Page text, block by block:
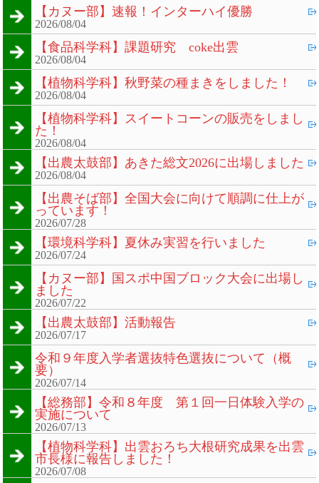
【カヌー部】速報！インターハイ優勝
2026/08/04
【食品科学科】課題研究 coke出雲
2026/08/04
【植物科学科】秋野菜の種まきをしました！
2026/08/04
【植物科学科】スイートコーンの販売をしまし
た！
2026/08/04
【出農太鼓部】あきた総文2026に出場しました
2026/08/04
【出農そば部】全国大会に向けて順調に仕上が
っています！
2026/07/28
【環境科学科】夏休み実習を行いました
2026/07/24
【カヌー部】国スポ中国ブロック大会に出場し
ました
2026/07/22
【出農太鼓部】活動報告
2026/07/17
令和９年度入学者選抜特色選抜について（概
要）
2026/07/14
【総務部】令和８年度 第１回一日体験入学の
実施について
2026/07/13
【植物科学科】出雲おろち大根研究成果を出雲
市長様に報告しました！
2026/07/08